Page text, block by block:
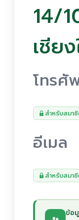
14/
เชีย
โทรศั
สำหรับสมา
อีเมล
สำหรับสมา
ข้อ